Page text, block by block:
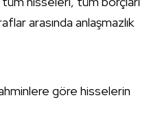
arasında anlaşmazlık
göre hisselerin